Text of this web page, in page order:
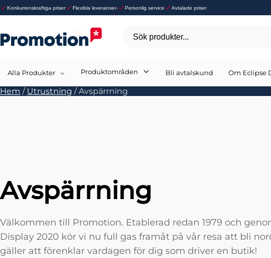
Konkurrenskraftiga priser Flexibla leveranser- Personlig service Avtalade priser
Sök produkter...
Alla Produkter Produktområden Bli avtalskund Om Eclipse
Hem / Utrustning /Avspärrning
Avspärrning
Välkommen till Promotion. Etablerad redan 1979 och
Display 2020 kör vi nu full gas framåt på vår resa att bli
gäller att förenklar vardagen för dig som driver en butik!